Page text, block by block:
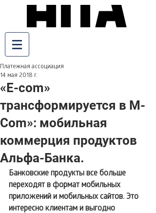
«E-com»
трансформируется в M-
Com»: мобильная
коммерция продуктов
Альфа-Банка.
Платежная ассоциация
14 мая 2018 г.
Банковские продукты все больше
переходят в формат мобильных
приложений и мобильных сайтов. Это
интересно клиентам и выгодно